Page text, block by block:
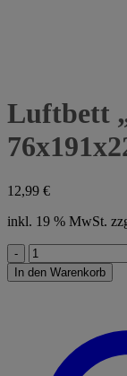
Luftbett
12,99 €
inkl. 19 % MwSt.
Luftbett
"Classic
Downy
In den Warenkorb